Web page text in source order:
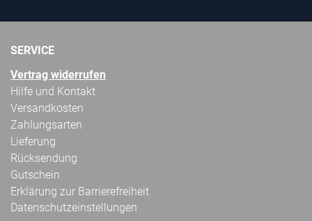
SERVICE
Vertrag widerrufen
Hilfe und Kontakt
Versandkosten
Zahlungsarten
Lieferung
Rücksendung
Gutschein
Erklärung zur Barrierefreiheit
Datenschutzeinstellungen